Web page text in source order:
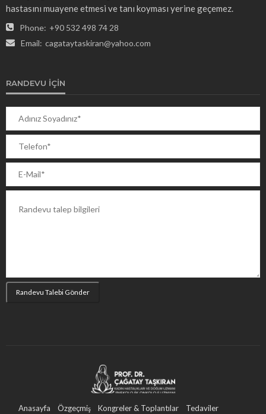
hastasını muayene etmesi ve tanı koyması yerine geçemez.
Phone: +90 532 498 74 28
Email: cagataytaskiran@yahoo.com
RANDEVU İÇIN
Anasayfa Özgeçmiş Kongreler & Toplantılar Tedaviler